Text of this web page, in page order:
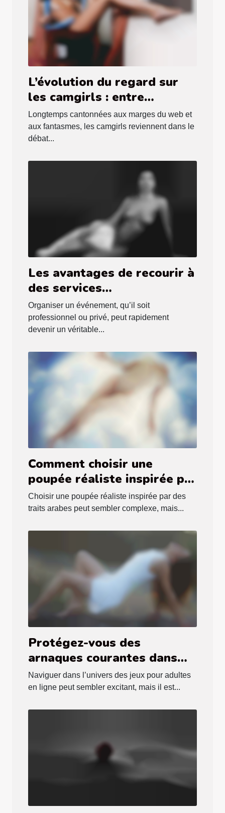
L’évolution du regard sur
les camgirls : entre
préjugés et réalité
Longtemps cantonnées aux marges du web et
aux fantasmes, les camgirls reviennent dans le
débat...
Les avantages de recourir à
des services
d'accompagnement pour
événements
Organiser un événement, qu’il soit
professionnel ou privé, peut rapidement
devenir un véritable...
Comment choisir une
poupée réaliste inspirée par
des traits arabes ?
Choisir une poupée réaliste inspirée par des
traits arabes peut sembler complexe, mais...
Protégez-vous des
arnaques courantes dans
les jeux pour adultes en
ligne
Naviguer dans l’univers des jeux pour adultes
en ligne peut sembler excitant, mais il est...